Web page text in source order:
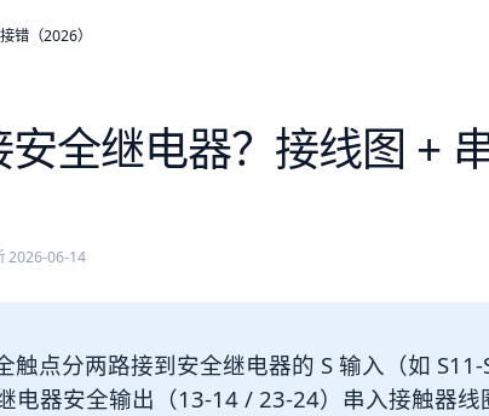
错（2026）
全继电器？接线图 +
2026-06-14
点分两路接到安全继电器的 S 输入（如 S11-
电器安全输出（13-14 / 23-24）串入接触器线